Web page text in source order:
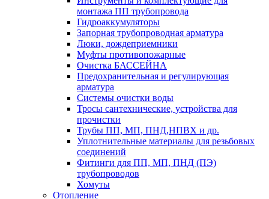
монтажа ПП трубопровода
Гидроаккумуляторы
Запорная трубопроводная арматура
Люки, дождеприемники
Муфты противопожарные
Очистка БАССЕЙНА
Предохранительная и регулирующая
арматура
Системы очистки воды
Тросы сантехнические, устройства для
прочистки
Трубы ПП, МП, ПНД,НПВХ и др.
Уплотнительные материалы для резьбовых
соединений
Фитинги для ПП, МП, ПНД (ПЭ)
трубопроводов
Хомуты
Отопление